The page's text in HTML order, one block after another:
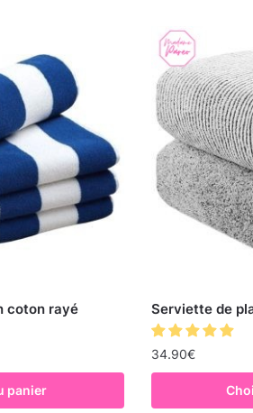
coton rayé
panier
Serviette de
34.90€